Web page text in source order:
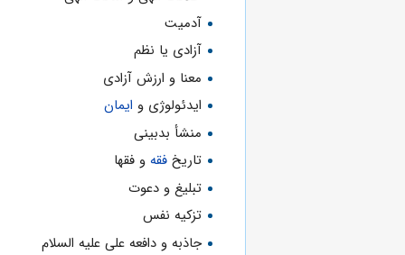
آدمیت
آزادی یا نظم
معنا و ارزش آزادی
ایدئولوژی و ایمان
منشأ بدبینی
تاریخ فقهو فقها
تبلیغ و دعوت
تزکیه نفس
جاذبه و دافعه علی علیه السلام